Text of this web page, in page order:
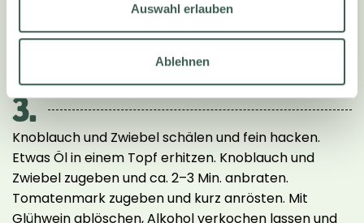
Auswahl erlauben
Ablehnen
einem feinen, cremigen Püree verarbeiten. Mit Salz
und Pfeffer abschmecken.Sauce anrühren:
verrühren, abschmecken.
3.
Knoblauch und Zwiebel schälen und fein hacken.
Etwas Öl in einem Topf erhitzen. Knoblauch und
Zwiebel zugeben und ca. 2–3 Min. anbraten.
Tomatenmark zugeben und kurz anrösten. Mit
Glühwein ablöschen, Alkohol verkochen lassen und